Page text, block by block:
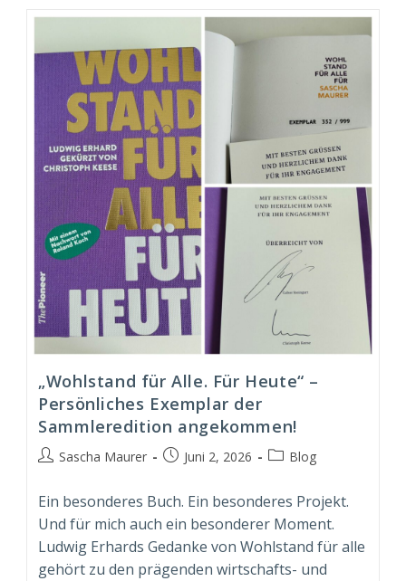
Nachhaltigen
Beim
Springer
Gabler
Verlag
Erschienen!
„Wohlstand für Alle. Für Heute“ –
Persönliches Exemplar der
Sammleredition angekommen!
Beitrags-
Sascha Maurer
BeitragJuni 2, 2026
Beitrags-
Blog
Ein besonderes Buch. Ein besonderes Projekt.
Und für mich auch ein besonderer Moment.
Ludwig Erhards Gedanke von Wohlstand für alle
gehört zu den prägenden wirtschafts- und